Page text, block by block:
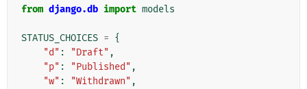
from django.db import models
STATUS_CHOICES = {
"d" : "Draft" ,
"p" : "Published" ,
"w" : "Withdrawn" ,